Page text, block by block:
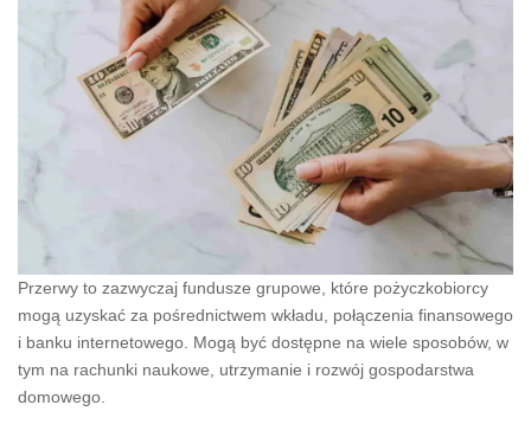
Przerwy to zazwyczaj fundusze grupowe, które pożyczkobiorcy
mogą uzyskać za pośrednictwem wkładu, połączenia finansowego
i banku internetowego. Mogą być dostępne na wiele sposobów, w
tym na rachunki naukowe, utrzymanie i rozwój gospodarstwa
domowego.